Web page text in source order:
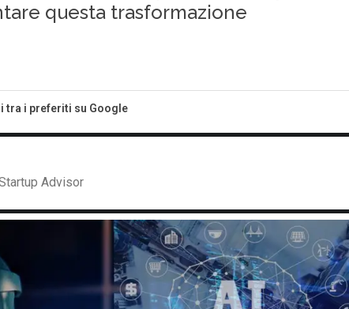
questa trasformazione
tra i preferiti su Google
Advisor